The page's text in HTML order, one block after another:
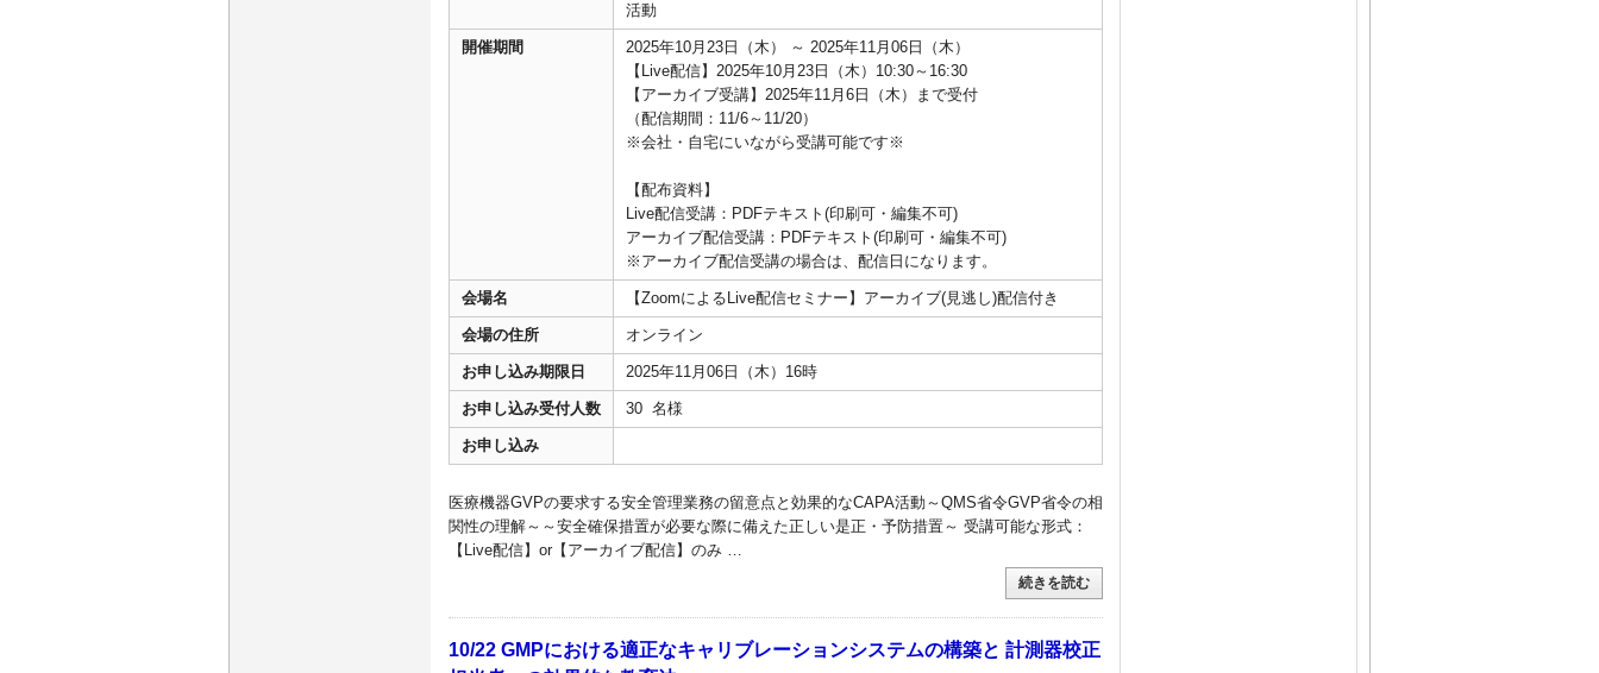
活動
開催期間
2025年10月23日（木） ～ 2025年11月06日（木）
【Live配信】2025年10月23日（木）10:30～16:30
【アーカイブ受講】2025年11月6日（木）まで受付
（配信期間：11/6～11/20）
※会社・自宅にいながら受講可能です※
【配布資料】
Live配信受講：PDFテキスト(印刷可・編集不可)
アーカイブ配信受講：PDFテキスト(印刷可・編集不可)
※アーカイブ配信受講の場合は、配信日になります。
会場名 【ZoomによるLive配信セミナー】アーカイブ(見逃し)配信付き
会場の住所 オンライン
お申し込み期限日 2025年11月06日（木）16時
お申し込み受付人数 30 名様
お申し込み
医療機器GVPの要求する安全管理業務の留意点と効果的なCAPA活動～QMS省令GVP省令の相
関性の理解～～安全確保措置が必要な際に備えた正しい是正・予防措置～ 受講可能な形式：
【Live配信】or【アーカイブ配信】のみ …
続きを読む
10/22 GMPにおける適正なキャリブレーションシステムの構築と 計測器校正